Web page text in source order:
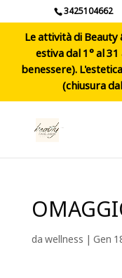
3425104662
Le attività di
estiva dal 1° al
benessere).
(chiusura
dawellness | Gen